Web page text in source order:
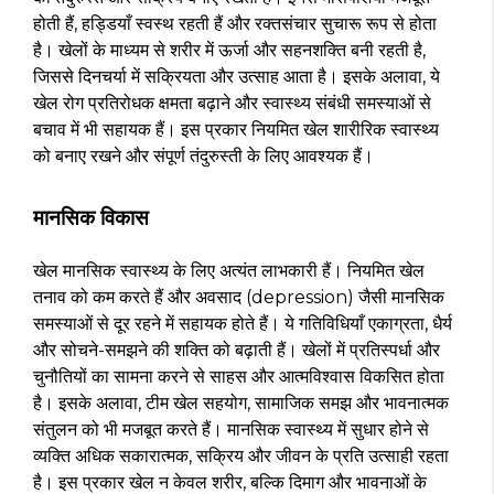
होती हैं, हड्डियाँ स्वस्थ रहती हैं और रक्तसंचार सुचारू रूप से होता
है। खेलों के माध्यम से शरीर में ऊर्जा और सहनशक्ति बनी रहती है,
जिससे दिनचर्या में सक्रियता और उत्साह आता है। इसके अलावा, ये
खेल रोग प्रतिरोधक क्षमता बढ़ाने और स्वास्थ्य संबंधी समस्याओं से
बचाव में भी सहायक हैं। इस प्रकार नियमित खेल शारीरिक स्वास्थ्य
को बनाए रखने और संपूर्ण तंदुरुस्ती के लिए आवश्यक हैं।
मानसिक विकास
खेल मानसिक स्वास्थ्य के लिए अत्यंत लाभकारी हैं। नियमित खेल
तनाव को कम करते हैं और अवसाद (depression) जैसी मानसिक
समस्याओं से दूर रहने में सहायक होते हैं। ये गतिविधियाँ एकाग्रता, धैर्य
और सोचने-समझने की शक्ति को बढ़ाती हैं। खेलों में प्रतिस्पर्धा और
चुनौतियों का सामना करने से साहस और आत्मविश्वास विकसित होता
है। इसके अलावा, टीम खेल सहयोग, सामाजिक समझ और भावनात्मक
संतुलन को भी मजबूत करते हैं। मानसिक स्वास्थ्य में सुधार होने से
व्यक्ति अधिक सकारात्मक, सक्रिय और जीवन के प्रति उत्साही रहता
है। इस प्रकार खेल न केवल शरीर, बल्कि दिमाग और भावनाओं के